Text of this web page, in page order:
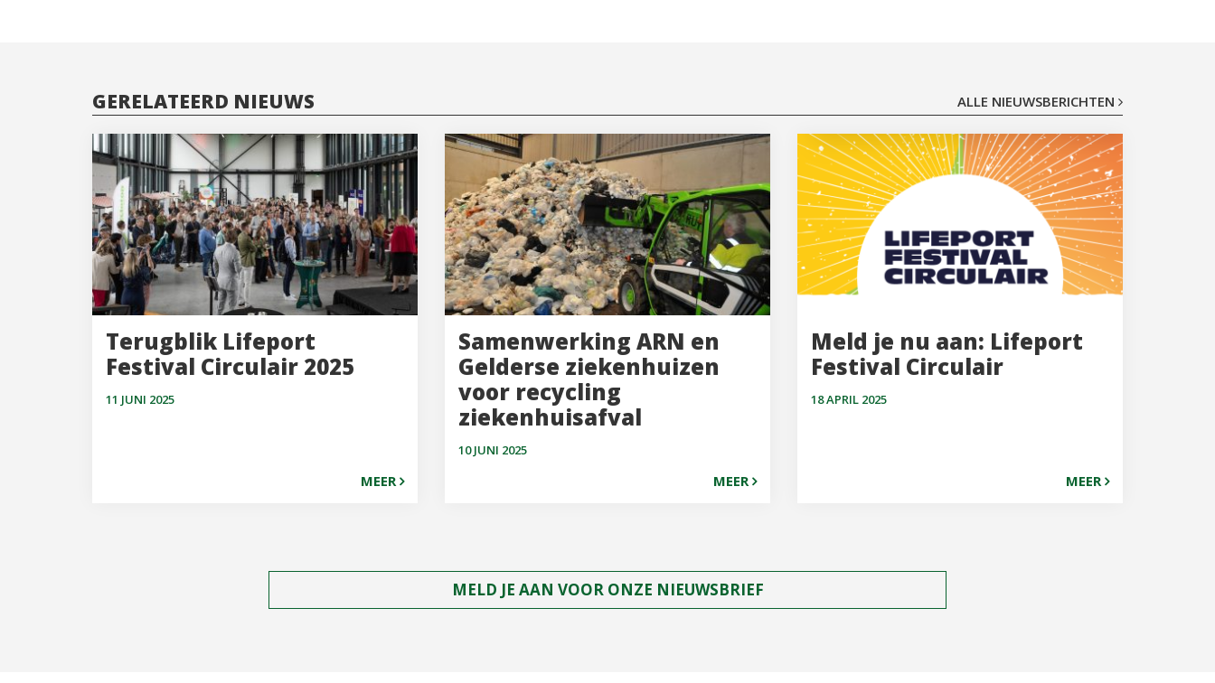
GERELATEERD NIEUWS ALLE NIEUWSBERICHTEN
Terugblik Lifeport
Festival Circulair 2025
11 JUNI 2025
MEER
Samenwerking ARN en
Gelderse ziekenhuizen
voor recycling
ziekenhuisafval
10 JUNI 2025
MEER
Meld je nu aan: Lifeport
Festival Circulair
18 APRIL 2025
MEER
MELD JE AAN VOOR ONZE NIEUWSBRIEF